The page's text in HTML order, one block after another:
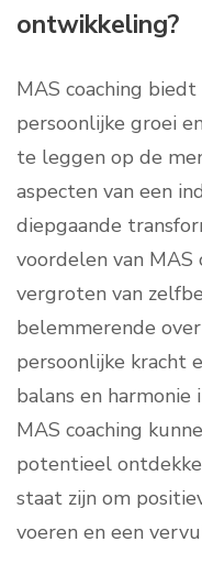
ontwikkeling?
MAS coaching
persoonlijke groei
te leggen op de
aspecten van een
diepgaande
voordelen van MAS
vergroten van
belemmerende
persoonlijke kracht
balans en
MAS coaching
potentieel
staat zijn om
voeren en een